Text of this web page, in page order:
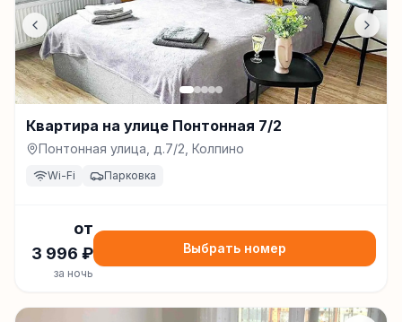
Квартира на улице Понтонная 7/2
Понтонная улица, д.7/2, Колпино
Wi-Fi Парковка
от
3 996 ₽
за ночь
Выбрать номер